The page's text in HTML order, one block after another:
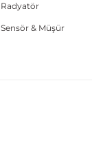
Radyatör
Sensör & Müşür